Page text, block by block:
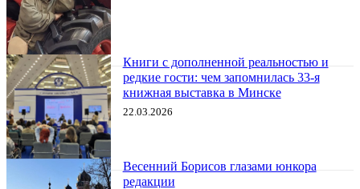
Книги с дополненной реальностью и
редкие гости: чем запомнилась 33-я
книжная выставка в Минске
22.03.2026
Весенний Борисов глазами юнкора
редакции